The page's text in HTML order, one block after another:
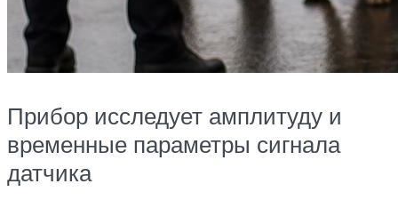
Прибор исследует амплитуду и
временные параметры сигнала
датчика